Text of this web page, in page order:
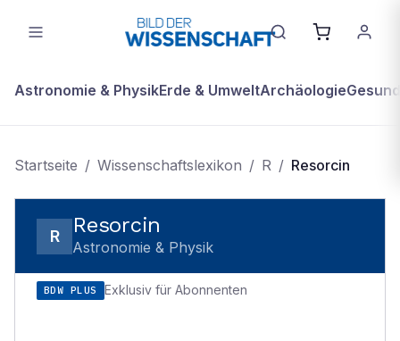
Astronomie & PhysikErde & UmweltArchäologie
Startseite / Wissenschaftslexikon / R / Resorcin
R Resorcin
Astronomie & Physik
BDW PLUS Exklusiv für Abonnenten